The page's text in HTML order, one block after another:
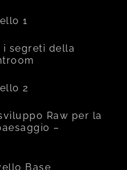
1
i segreti della
2
Raw per la
–
Base